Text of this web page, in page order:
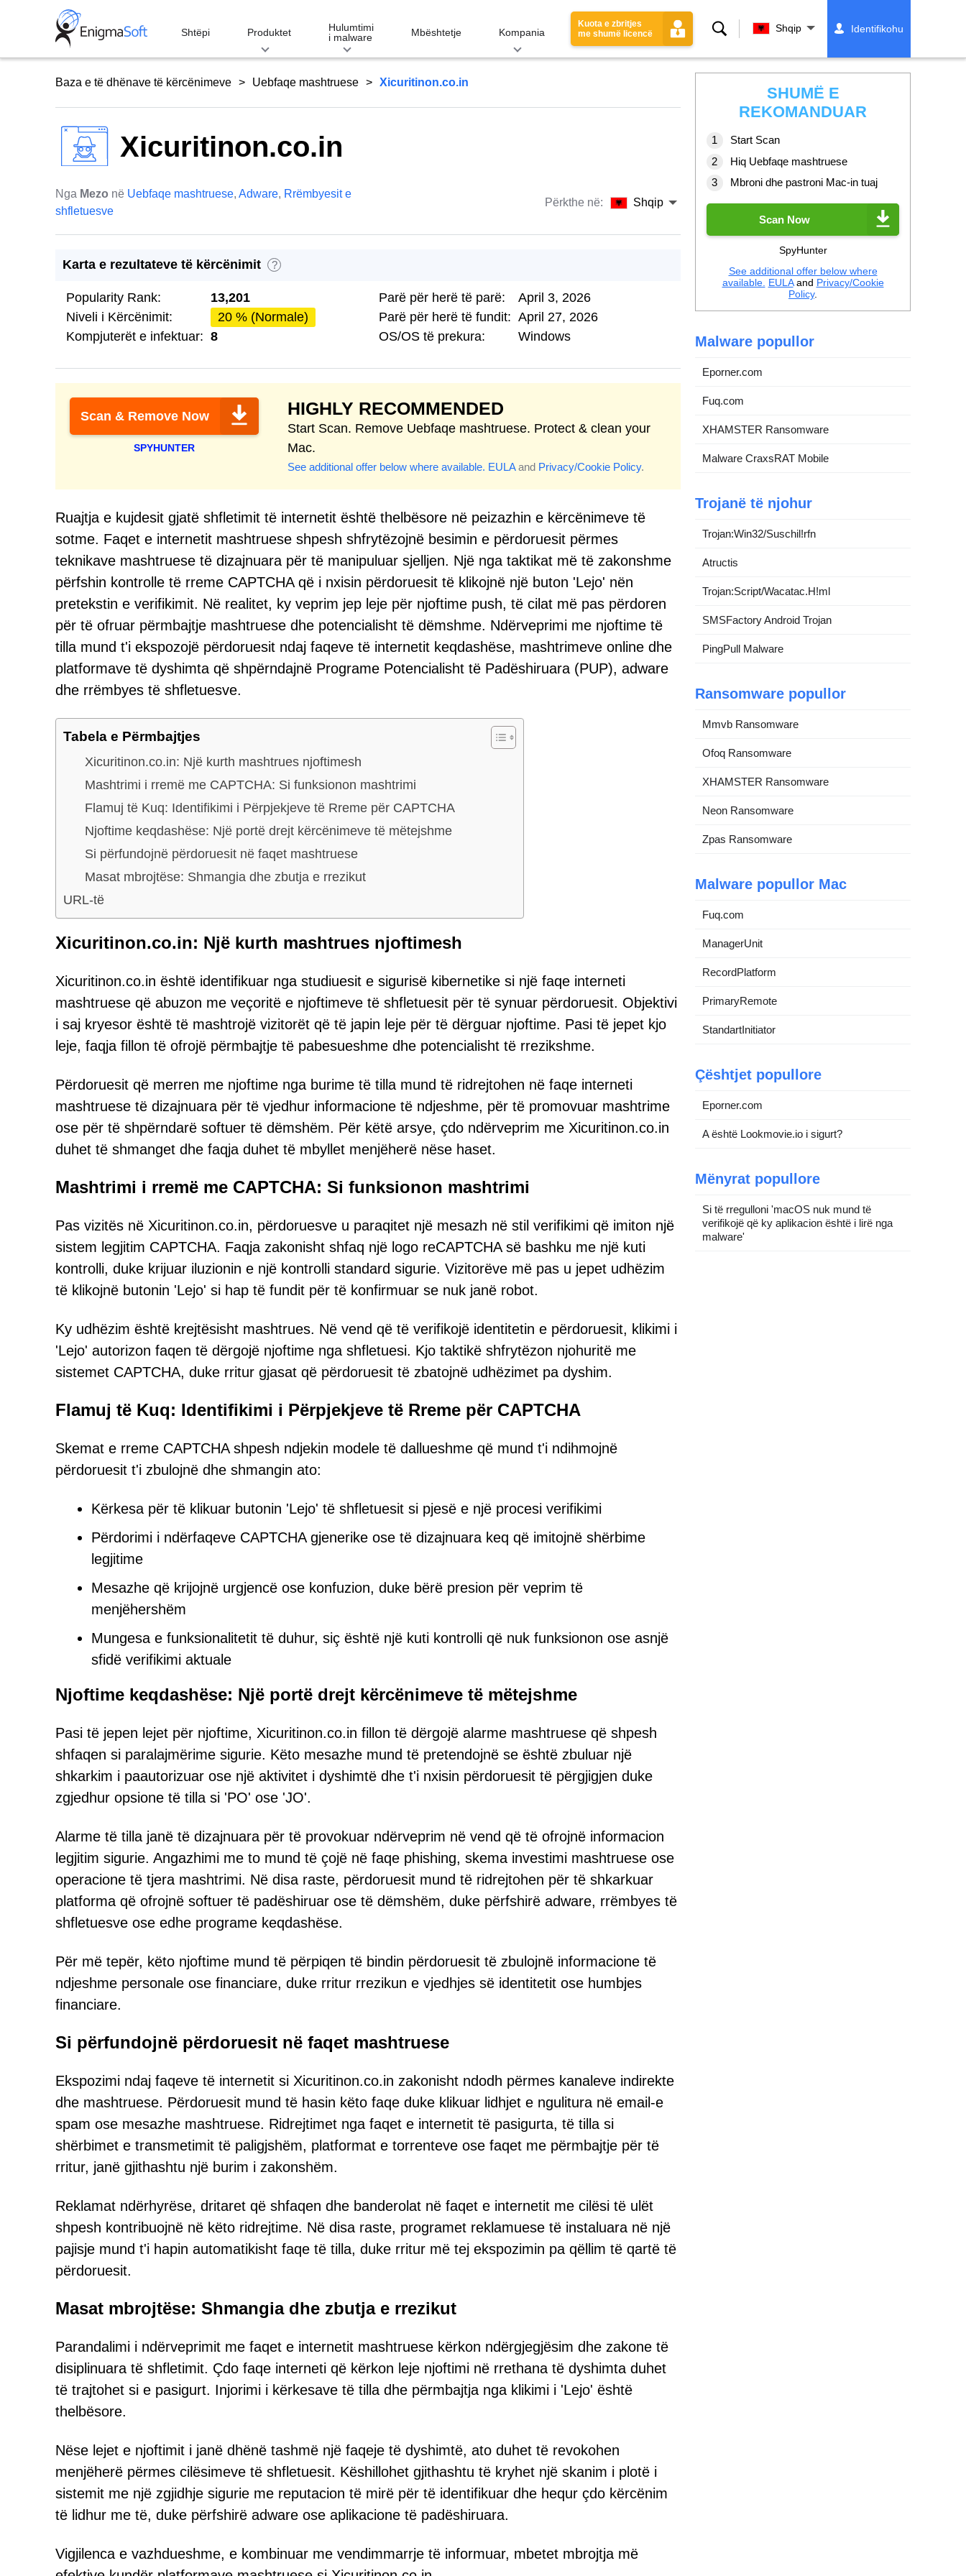
Shtëpi Produktet
Hulumtimi
i malware
Mbështetje Kompania
Kuota e zbritjes
me shumë licencë
Kërko Shqip Identifikohu
Baza e të dhënave të kërcënimeve Uebfaqe mashtruese Xicuritinon.co.in
Xicuritinon.co.in
Nga Mezo në Uebfaqe mashtruese, Adware, Rrëmbyesit e
shfletuesve
Përkthe në: Shqip
Karta e rezultateve të kërcënimit ?
Popularity Rank:
13,201
Niveli i Kërcënimit:
20 % (Normale)
Kompjuterët e infektuar: 8
Parë për herë të parë:
April 3, 2026
Parë për herë të fundit: April 27, 2026
OS/OS të prekura:
Windows
Scan & Remove Now
SPYHUNTER
HIGHLY RECOMMENDED
Start Scan. Remove Uebfaqe mashtruese. Protect & clean your
Mac.
See additional offer below where available. EULAand Privacy/Cookie Policy.
Ruajtja e kujdesit gjatë shfletimit të internetit është thelbësore në peizazhin e kërcënimeve të
sotme. Faqet e internetit mashtruese shpesh shfrytëzojnë besimin e përdoruesit përmes
teknikave mashtruese të dizajnuara për të manipuluar sjelljen. Një nga taktikat më të zakonshme
përfshin kontrolle të rreme CAPTCHA që i nxisin përdoruesit të klikojnë një buton 'Lejo' nën
pretekstin e verifikimit. Në realitet, ky veprim jep leje për njoftime push, të cilat më pas përdoren
për të ofruar përmbajtje mashtruese dhe potencialisht të dëmshme. Ndërveprimi me njoftime të
tilla mund t'i ekspozojë përdoruesit ndaj faqeve të internetit keqdashëse, mashtrimeve online dhe
platformave të dyshimta që shpërndajnë Programe Potencialisht të Padëshiruara (PUP), adware
dhe rrëmbyes të shfletuesve.
Tabela e Përmbajtjes
Xicuritinon.co.in: Një kurth mashtrues njoftimesh
Mashtrimi i rremë me CAPTCHA: Si funksionon mashtrimi
Flamuj të Kuq: Identifikimi i Përpjekjeve të Rreme për CAPTCHA
Njoftime keqdashëse: Një portë drejt kërcënimeve të mëtejshme
Si përfundojnë përdoruesit në faqet mashtruese
Masat mbrojtëse: Shmangia dhe zbutja e rrezikut
URL-të
Xicuritinon.co.in: Një kurth mashtrues njoftimesh
Xicuritinon.co.in është identifikuar nga studiuesit e sigurisë kibernetike si një faqe interneti
mashtruese që abuzon me veçoritë e njoftimeve të shfletuesit për të synuar përdoruesit. Objektivi
i saj kryesor është të mashtrojë vizitorët që të japin leje për të dërguar njoftime. Pasi të jepet kjo
leje, faqja fillon të ofrojë përmbajtje të pabesueshme dhe potencialisht të rrezikshme.
Përdoruesit që merren me njoftime nga burime të tilla mund të ridrejtohen në faqe interneti
mashtruese të dizajnuara për të vjedhur informacione të ndjeshme, për të promovuar mashtrime
ose për të shpërndarë softuer të dëmshëm. Për këtë arsye, çdo ndërveprim me Xicuritinon.co.in
duhet të shmanget dhe faqja duhet të mbyllet menjëherë nëse haset.
Mashtrimi i rremë me CAPTCHA: Si funksionon mashtrimi
Pas vizitës në Xicuritinon.co.in, përdoruesve u paraqitet një mesazh në stil verifikimi që imiton një
sistem legjitim CAPTCHA. Faqja zakonisht shfaq një logo reCAPTCHA së bashku me një kuti
kontrolli, duke krijuar iluzionin e një kontrolli standard sigurie. Vizitorëve më pas u jepet udhëzim
të klikojnë butonin 'Lejo' si hap të fundit për të konfirmuar se nuk janë robot.
Ky udhëzim është krejtësisht mashtrues. Në vend që të verifikojë identitetin e përdoruesit, klikimi i
'Lejo' autorizon faqen të dërgojë njoftime nga shfletuesi. Kjo taktikë shfrytëzon njohuritë me
sistemet CAPTCHA, duke rritur gjasat që përdoruesit të zbatojnë udhëzimet pa dyshim.
Flamuj të Kuq: Identifikimi i Përpjekjeve të Rreme për CAPTCHA
Skemat e rreme CAPTCHA shpesh ndjekin modele të dallueshme që mund t'i ndihmojnë
përdoruesit t'i zbulojnë dhe shmangin ato:
Kërkesa për të klikuar butonin 'Lejo' të shfletuesit si pjesë e një procesi verifikimi
Përdorimi i ndërfaqeve CAPTCHA gjenerike ose të dizajnuara keq që imitojnë shërbime
legjitime
Mesazhe që krijojnë urgjencë ose konfuzion, duke bërë presion për veprim të
menjëhershëm
Mungesa e funksionalitetit të duhur, siç është një kuti kontrolli që nuk funksionon ose asnjë
sfidë verifikimi aktuale
Njoftime keqdashëse: Një portë drejt kërcënimeve të mëtejshme
Pasi të jepen lejet për njoftime, Xicuritinon.co.in fillon të dërgojë alarme mashtruese që shpesh
shfaqen si paralajmërime sigurie. Këto mesazhe mund të pretendojnë se është zbuluar një
shkarkim i paautorizuar ose një aktivitet i dyshimtë dhe t'i nxisin përdoruesit të përgjigjen duke
zgjedhur opsione të tilla si 'PO' ose 'JO'.
Alarme të tilla janë të dizajnuara për të provokuar ndërveprim në vend që të ofrojnë informacion
legjitim sigurie. Angazhimi me to mund të çojë në faqe phishing, skema investimi mashtruese ose
operacione të tjera mashtrimi. Në disa raste, përdoruesit mund të ridrejtohen për të shkarkuar
platforma që ofrojnë softuer të padëshiruar ose të dëmshëm, duke përfshirë adware, rrëmbyes të
shfletuesve ose edhe programe keqdashëse.
Për më tepër, këto njoftime mund të përpiqen të bindin përdoruesit të zbulojnë informacione të
ndjeshme personale ose financiare, duke rritur rrezikun e vjedhjes së identitetit ose humbjes
financiare.
Si përfundojnë përdoruesit në faqet mashtruese
Ekspozimi ndaj faqeve të internetit si Xicuritinon.co.in zakonisht ndodh përmes kanaleve indirekte
dhe mashtruese. Përdoruesit mund të hasin këto faqe duke klikuar lidhjet e ngulitura në email-e
spam ose mesazhe mashtruese. Ridrejtimet nga faqet e internetit të pasigurta, të tilla si
shërbimet e transmetimit të paligjshëm, platformat e torrenteve ose faqet me përmbajtje për të
rritur, janë gjithashtu një burim i zakonshëm.
Reklamat ndërhyrëse, dritaret që shfaqen dhe banderolat në faqet e internetit me cilësi të ulët
shpesh kontribuojnë në këto ridrejtime. Në disa raste, programet reklamuese të instaluara në një
pajisje mund t'i hapin automatikisht faqe të tilla, duke rritur më tej ekspozimin pa qëllim të qartë të
përdoruesit.
Masat mbrojtëse: Shmangia dhe zbutja e rrezikut
Parandalimi i ndërveprimit me faqet e internetit mashtruese kërkon ndërgjegjësim dhe zakone të
disiplinuara të shfletimit. Çdo faqe interneti që kërkon leje njoftimi në rrethana të dyshimta duhet
të trajtohet si e pasigurt. Injorimi i kërkesave të tilla dhe përmbajtja nga klikimi i 'Lejo' është
thelbësore.
Nëse lejet e njoftimit i janë dhënë tashmë një faqeje të dyshimtë, ato duhet të revokohen
menjëherë përmes cilësimeve të shfletuesit. Këshillohet gjithashtu të kryhet një skanim i plotë i
sistemit me një zgjidhje sigurie me reputacion të mirë për të identifikuar dhe hequr çdo kërcënim
të lidhur me të, duke përfshirë adware ose aplikacione të padëshiruara.
Vigjilenca e vazhdueshme, e kombinuar me vendimmarrje të informuar, mbetet mbrojtja më
SHUMË E
REKOMANDUAR
Start Scan
Hiq Uebfaqe mashtruese
Mbroni dhe pastroni Mac-in tuaj
Scan Now
SpyHunter
See additional offer below where
available. EULAand Privacy/Cookie
Policy.
Malware popullor
Eporner.com
Fuq.com
XHAMSTER Ransomware
Malware CraxsRAT Mobile
Trojanë të njohur
Trojan:Win32/Suschil!rfn
Atructis
Trojan:Script/Wacatac.H!ml
SMSFactory Android Trojan
PingPull Malware
Ransomware popullor
Mmvb Ransomware
Ofoq Ransomware
XHAMSTER Ransomware
Neon Ransomware
Zpas Ransomware
Malware popullor Mac
Fuq.com
ManagerUnit
RecordPlatform
PrimaryRemote
StandartInitiator
Çështjet popullore
Eporner.com
A është Lookmovie.io i sigurt?
Mënyrat popullore
Si të rregulloni 'macOS nuk mund të
verifikojë që ky aplikacion është i lirë nga
malware'